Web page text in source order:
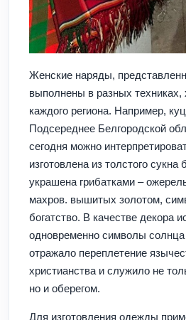
Женские наряды,
выполнены в разных техниках,
каждого региона. Например,
Подсереднее Белгородской
сегодня можно
изготовлена из толстого сукна
украшена грибатками –
махров. вышитых золотом,
богатство. В качестве декора
одновременно символы солнца
отражало переплетение
христианства и служило не
но и оберегом.
Для изготовления одежды